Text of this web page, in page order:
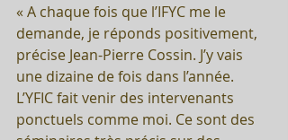
« A chaque fois que l’IFYC me le
demande, je réponds positivement,
précise Jean-Pierre Cossin. J’y vais
une dizaine de fois dans l’année.
L’YFIC fait venir des intervenants
ponctuels comme moi. Ce sont des